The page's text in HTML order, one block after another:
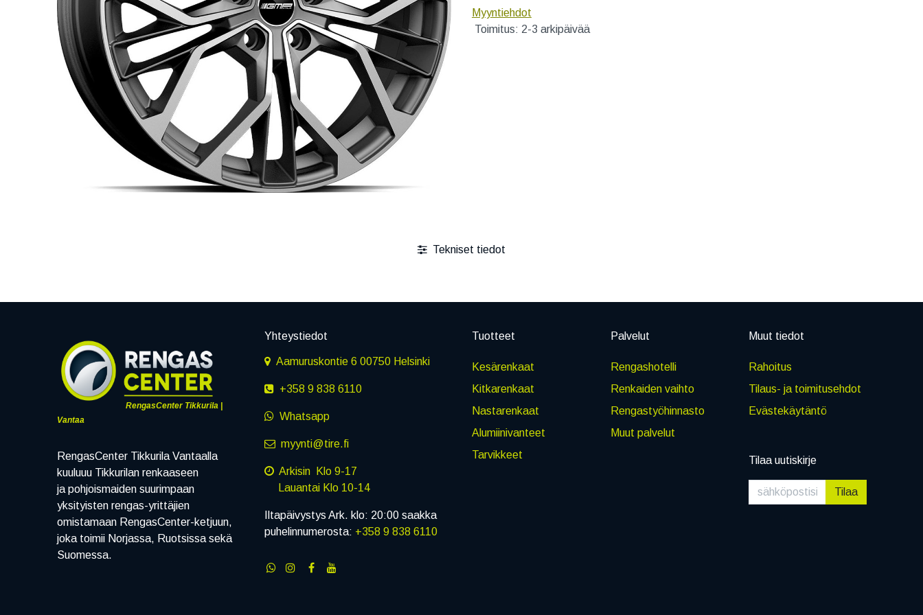
Myyntiehdot
Toimitus: 2-3 arkipäivää
Tekniset tiedot
RengasCenter Tikkurila |
Vantaa
RengasCenter Tikkurila Vantaalla
kuuluuu Tikkurilan renkaaseen
ja pohjoismaiden suurimpaan
yksityisten rengas-yrittäjien
omistamaan RengasCenter-ketjuun,
joka toimii Norjassa, Ruotsissa sekä
Suomessa.
Yhteystiedot
Aamuruskontie 6 00750 Helsinki
+358 9 838 6110
Whatsapp
myynti@tire.fi
Arkisin Klo 9-17
Lauantai Klo 10-14
Iltapäivystys Ark. klo: 20:00 saakka
puhelinnumerosta: +358 9 838 6110
Tuotteet
Kesärenkaat
Kitkarenkaat
Nastarenkaat
Alumiinivanteet
Tarvikkeet
Palvelut
Rengashotelli
Renkaiden vaihto
Rengastyöhinnasto
Muut palvelut
Muut tiedot
Rahoitus
Tilaus- ja toimitusehdot
Evästekäytäntö
Tilaa uutiskirje
Tilaa